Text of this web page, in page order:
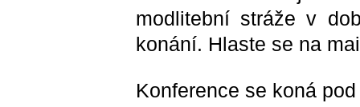
modlitební stráže v
konání. Hlaste se na
Konference se koná